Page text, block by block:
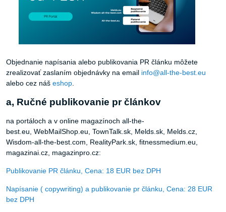
Objednanie napísania alebo publikovania PR článku môžete
zrealizovať zaslaním objednávky na email info@all-the-best.eu
alebo cez náš eshop
a, Ručné publikovanie pr článkov
na portáloch a v online magazínoch all-the-
best.eu, WebMailShop.eu, TownTalk.sk, Melds.sk, Melds.cz,
Wisdom-all-the-best.com, RealityPark.sk, fitnessmedium.eu,
magazinai.cz, magazinpro.cz:
Publikovanie PR článku, Cena: 18 EUR bez DPH
Napísanie ( copywriting) a publikovanie pr článku, Cena: 28 EUR
bez DPH